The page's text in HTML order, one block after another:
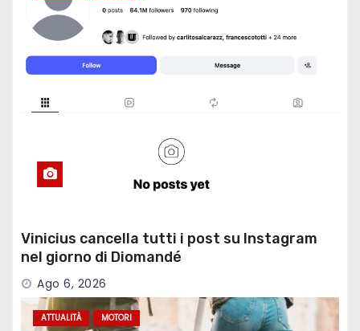
Vinicius cancella tutti i post su Instagram
nel giorno di Diomandé
Ago 6, 2026
ATTUALITÀ MOTORI